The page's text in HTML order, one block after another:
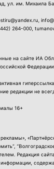
ул. им. Михаила
264-000 ,
на сайте ИА
редакции не
16+
Редакция
информации,